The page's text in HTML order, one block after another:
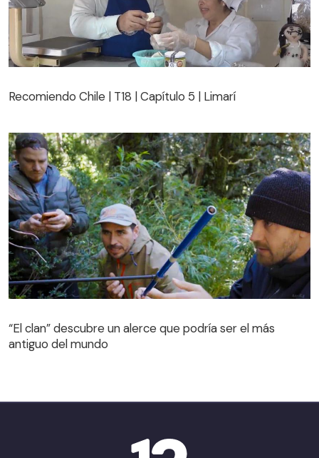
Recomiendo Chile | T18 | Capítulo 5 | Limarí
“El clan” descubre un alerce que podría ser el más
antiguo del mundo